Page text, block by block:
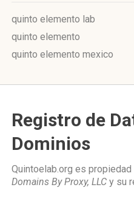
quinto elemento lab
quinto elemento
quinto elemento mexico
Registro de
Dominios
Quintoelab.org es propiedad
Domains By Proxy, LLC y su